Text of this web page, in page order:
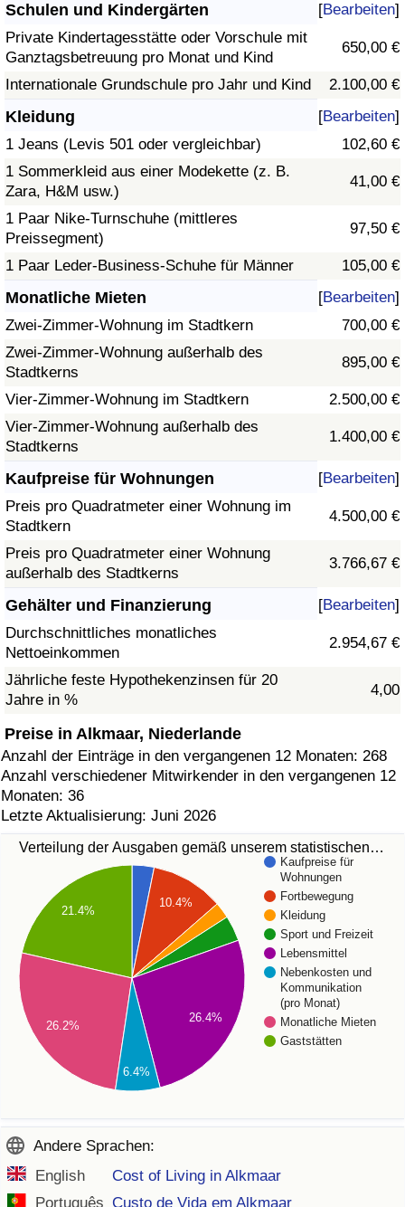
Schulen und Kindergärten [Bearbeiten]
Private Kindertagesstätte oder Vorschule mit
Ganztagsbetreuung pro Monat und Kind
650,00 €
Internationale Grundschule pro Jahr und Kind 2.100,00 €
Kleidung [Bearbeiten]
1 Jeans (Levis 501 oder vergleichbar)
102,60 €
1 Sommerkleid aus einer Modekette (z. B.
Zara, H&M usw.)
41,00 €
1 Paar Nike-Turnschuhe (mittleres
Preissegment)
97,50 €
1 Paar Leder-Business-Schuhe für Männer 105,00 €
Monatliche Mieten [Bearbeiten]
Zwei-Zimmer-Wohnung im Stadtkern
700,00 €
Zwei-Zimmer-Wohnung außerhalb des
Stadtkerns
895,00 €
Vier-Zimmer-Wohnung im Stadtkern
2.500,00 €
Vier-Zimmer-Wohnung außerhalb des
Stadtkerns
1.400,00 €
Kaufpreise für Wohnungen [Bearbeiten]
Preis pro Quadratmeter einer Wohnung im
Stadtkern
4.500,00 €
Preis pro Quadratmeter einer Wohnung
außerhalb des Stadtkerns
3.766,67 €
Gehälter und Finanzierung [Bearbeiten]
Durchschnittliches monatliches
Nettoeinkommen
2.954,67 €
Jährliche feste Hypothekenzinsen für 20
Jahre in %
4,00
Preise in Alkmaar, Niederlande
Anzahl der Einträge in den vergangenen 12 Monaten: 268
Anzahl verschiedener Mitwirkender in den vergangenen 12
Monaten: 36
Letzte Aktualisierung: Juni 2026
Verteilung der Ausgaben gemäß unserem statistischen…
Kaufpreise für
Wohnungen
Fortbewegung
Kleidung
Sport und Freizeit
Lebensmittel
Nebenkosten und
Kommunikation
(pro Monat)
Monatliche Mieten
Gaststätten
10.4%
26.4%
21.4%
26.2%
6.4%
Andere Sprachen:
English
Cost of Living in Alkmaar
Português Custo de Vida em Alkmaar